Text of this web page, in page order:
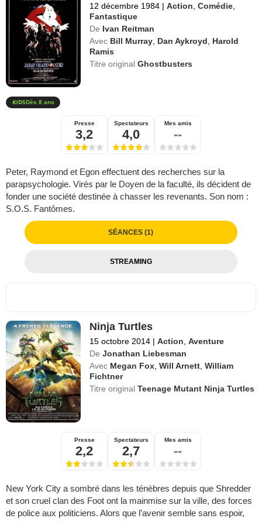
12 décembre 1984 | Action ,Comédie
Fantastique
De Ivan Reitman
Avec Bill Murray Dan Aykroyd
Harold
Ramis
Titre originalGhostbusters
Dès 8 ans
Presse
3,2
Spectateurs
4,0
Mes amis
--
Peter, Raymond et Egon effectuent des recherches sur la
parapsychologie. Virés par le Doyen de la faculté, ils décident de
fonder une société destinée à chasser les revenants. Son nom :
S.O.S. Fantômes.
SÉANCES (1)
STREAMING
Ninja Turtles
15 octobre 2014 | Action ,Aventure
De Jonathan Liebesman
Avec Megan Fox ,Will Arnett ,William
Fichtner
Titre originalTeenage Mutant Ninja Turtles
Presse
2,2
Spectateurs
2,7
Mes amis
--
New York City a sombré dans les ténèbres depuis que Shredder
et son cruel clan des Foot ont la mainmise sur la ville, des forces
de police aux politiciens. Alors que l’avenir semble sans espoir,